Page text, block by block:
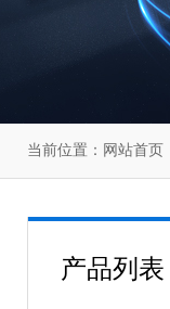
当前位置： 网站首页
产品列表